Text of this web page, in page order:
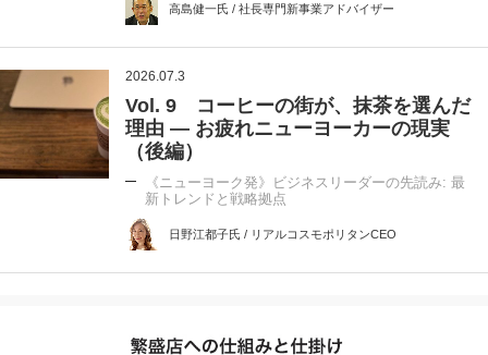
高島健一氏 / 社長専門新事業アドバイザー
2026.07.3
Vol. 9 コーヒーの街が、抹茶を選んだ
理由 ― お疲れニューヨーカーの現実
（後編）
《ニューヨーク発》ビジネスリーダーの先読み: 最
新トレンドと戦略拠点
日野江都子氏 / リアルコスモポリタンCEO